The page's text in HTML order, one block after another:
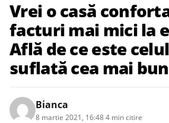
Vrei o casă
facturi mai mici la
Află de ce este
suflată cea mai
Bianca
8 martie 2021, 16:484 min citire